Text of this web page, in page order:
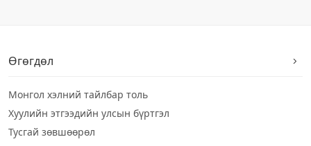
Өгөгдөл
Монгол хэлний тайлбар толь
Хуулийн этгээдийн улсын бүртгэл
Тусгай зөвшөөрөл